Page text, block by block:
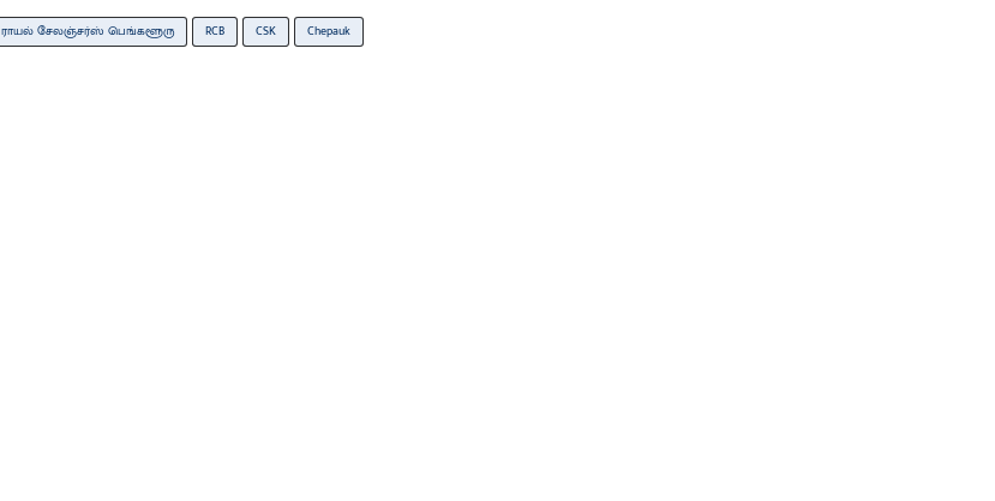
ராயல் சேலஞ்சர்ஸ் பெங்களூரு RCB CSK Chepauk